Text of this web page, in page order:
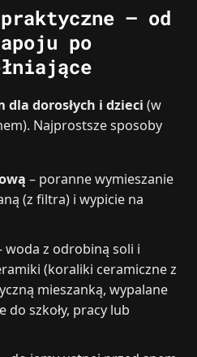
– od
po
dorosłych i dzieci (w
Najprostsze sposoby
– poranne wymieszanie
(z filtra) i wypicie na
woda z odrobiną soli i
(koraliki ceramiczne z
mieszanką, wypalane
do szkoły, pracy lub